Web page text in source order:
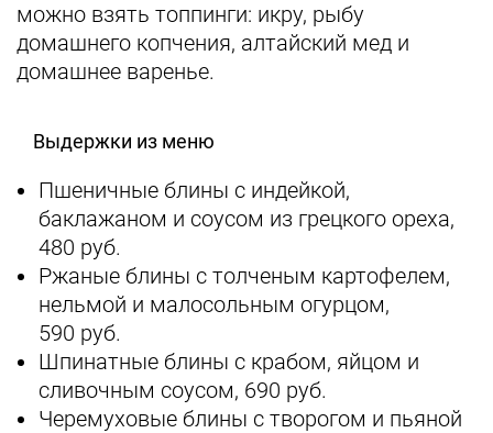
можно взять топпинги: икру, рыбу
домашнего копчения, алтайский мед и
домашнее варенье.
Выдержки из меню
Пшеничные блины с индейкой,
баклажаном и соусом из грецкого ореха,
480 руб.
Ржаные блины с толченым картофелем,
нельмой и малосольным огурцом,
590 руб.
Шпинатные блины с крабом, яйцом и
сливочным соусом, 690 руб.
Черемуховые блины с творогом и пьяной